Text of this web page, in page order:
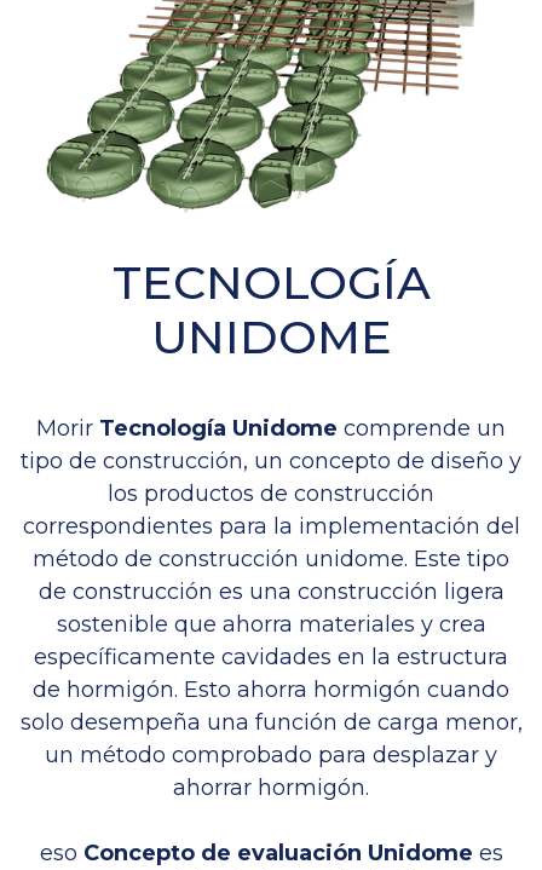
TECNOLOGÍA
UNIDOME
Morir Tecnología Unidome comprende un
tipo de construcción, un concepto de diseño y
los productos de construcción
correspondientes para la implementación del
método de construcción unidome. Este tipo
de construcción es una construcción ligera
sostenible que ahorra materiales y crea
específicamente cavidades en la estructura
de hormigón. Esto ahorra hormigón cuando
solo desempeña una función de carga menor,
un método comprobado para desplazar y
ahorrar hormigón.
eso Concepto de evaluación Unidome es